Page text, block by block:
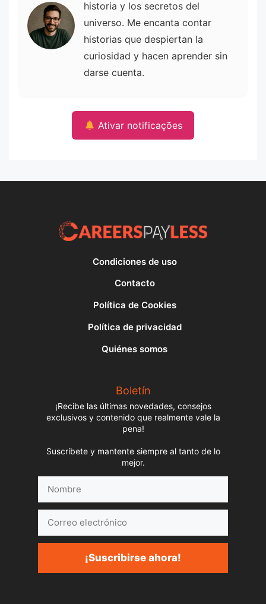
historia y los secretos del
universo. Me encanta contar
historias que despiertan la
curiosidad y hacen aprender sin
darse cuenta.
Ativar notificações
Condiciones de uso
Contacto
Política de Cookies
Política de privacidad
Quiénes somos
Boletín
¡Recibe las últimas novedades, consejos
exclusivos y contenido que realmente vale la
pena!
Suscríbete y mantente siempre al tanto de lo
mejor.
electrónico
¡Suscribirse ahora!